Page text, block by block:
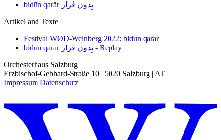
bidūn qarār بِدون قَرار
Artikel and Texte
Festival WØD-Weinberg 2022: bidun qarar
bidūn qarār بِدون قَرار - Replay
Orchesterhaus Salzburg
Erzbischof-Gebhard-Straße 10 | 5020 Salzburg | AT
Impressum Datenschutz